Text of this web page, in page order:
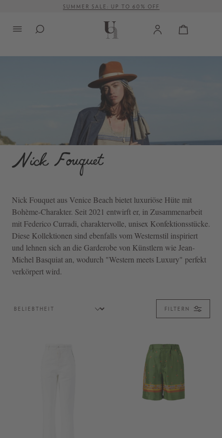
SUMMER SALE: UP TO 60% OFF
Nick Fouquet aus Venice Beach bietet luxuriöse Hüte mit
Bohème-Charakter. Seit 2021 entwirft er, in Zusammenarbeit
mit Federico Curradi, charaktervolle, unisex Konfektionsstücke.
Diese Kollektionen sind ebenfalls vom Westernstil inspiriert
und lehnen sich an die Garderobe von Künstlern wie Jean-
Michel Basquiat an, wodurch "Western meets Luxury" perfekt
verkörpert wird.
FILTERN